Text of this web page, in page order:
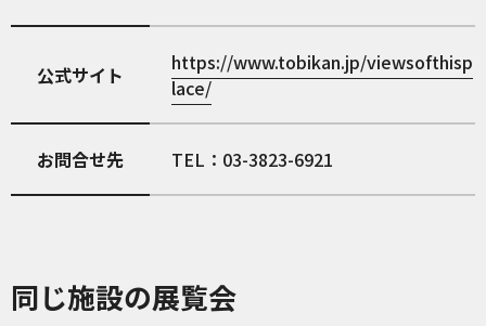
公式サイト
https://www.tobikan.jp/viewsofthisp
lace/
お問合せ先 TEL：03-3823-6921
同じ施設の展覧会